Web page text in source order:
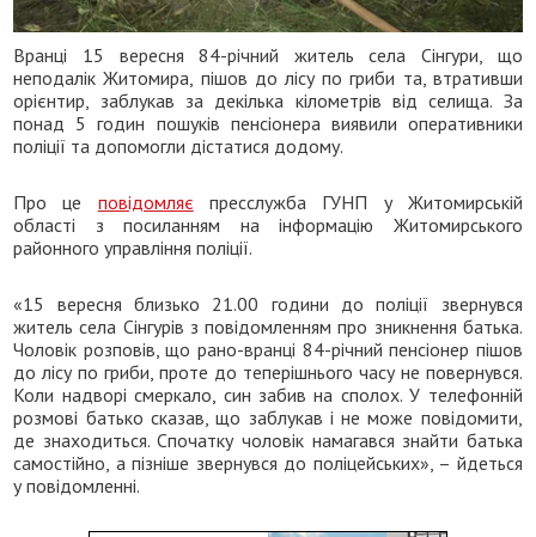
Вранці 15 вересня 84-річний житель села Сінгури, що
неподалік Житомира, пішов до лісу по гриби та, втративши
орієнтир, заблукав за декілька кілометрів від селища. За
понад 5 годин пошуків пенсіонера виявили оперативники
поліції та допомогли дістатися додому.
Про це повідомляє пресслужба ГУНП у Житомирській
області з посиланням на інформацію Житомирського
районного управління поліції.
«15 вересня близько 21.00 години до поліції звернувся
житель села Сінгурів з повідомленням про зникнення батька.
Чоловік розповів, що рано-вранці 84-річний пенсіонер пішов
до лісу по гриби, проте до теперішнього часу не повернувся.
Коли надворі смеркало, син забив на сполох. У телефонній
розмові батько сказав, що заблукав і не може повідомити,
де знаходиться. Спочатку чоловік намагався знайти батька
самостійно, а пізніше звернувся до поліцейських», – йдеться
у повідомленні.